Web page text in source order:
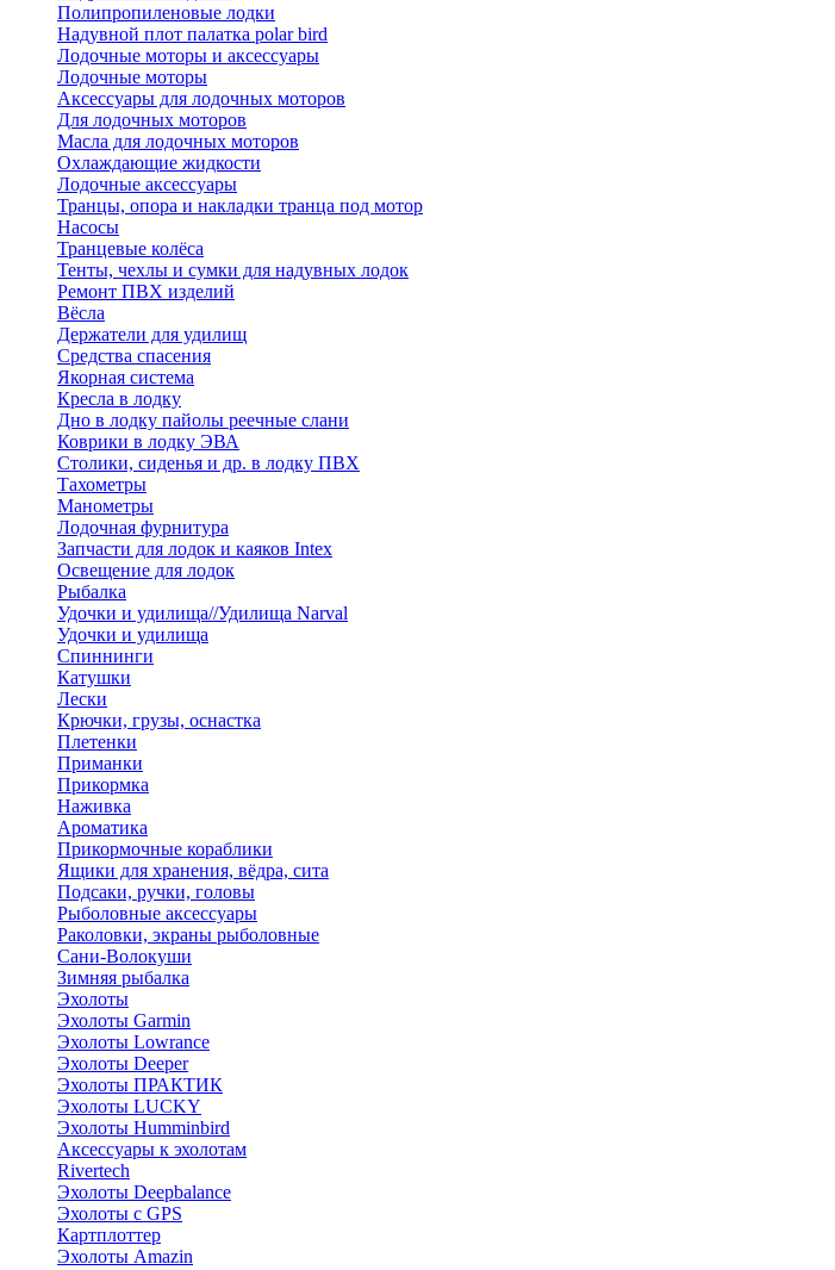
Полипропиленовые лодки
Надувной плот палатка polar bird
Лодочные моторы и аксессуары
Лодочные моторы
Аксессуары для лодочных моторов
Для лодочных моторов
Масла для лодочных моторов
Охлаждающие жидкости
Лодочные аксессуары
Транцы, опора и накладки транца под мотор
Насосы
Транцевые колёса
Тенты, чехлы и сумки для надувных лодок
Ремонт ПВХ изделий
Вёсла
Держатели для удилищ
Средства спасения
Якорная система
Кресла в лодку
Дно в лодку пайолы реечные слани
Коврики в лодку ЭВА
Столики, сиденья и др. в лодку ПВХ
Тахометры
Манометры
Лодочная фурнитура
Запчасти для лодок и каяков Intex
Освещение для лодок
Рыбалка
Удочки и удилища//Удилища Narval
Удочки и удилища
Спиннинги
Катушки
Лески
Крючки, грузы, оснастка
Плетенки
Приманки
Прикормка
Наживка
Ароматика
Прикормочные кораблики
Ящики для хранения, вёдра, сита
Подсаки, ручки, головы
Рыболовные аксессуары
Раколовки, экраны рыболовные
Сани-Волокуши
Зимняя рыбалка
Эхолоты
Эхолоты Garmin
Эхолоты Lowrance
Эхолоты Deeper
Эхолоты ПРАКТИК
Эхолоты LUCKY
Эхолоты Humminbird
Аксессуары к эхолотам
Rivertech
Эхолоты Deepbalance
Эхолоты с GPS
Картплоттер
Эхолоты Amazin